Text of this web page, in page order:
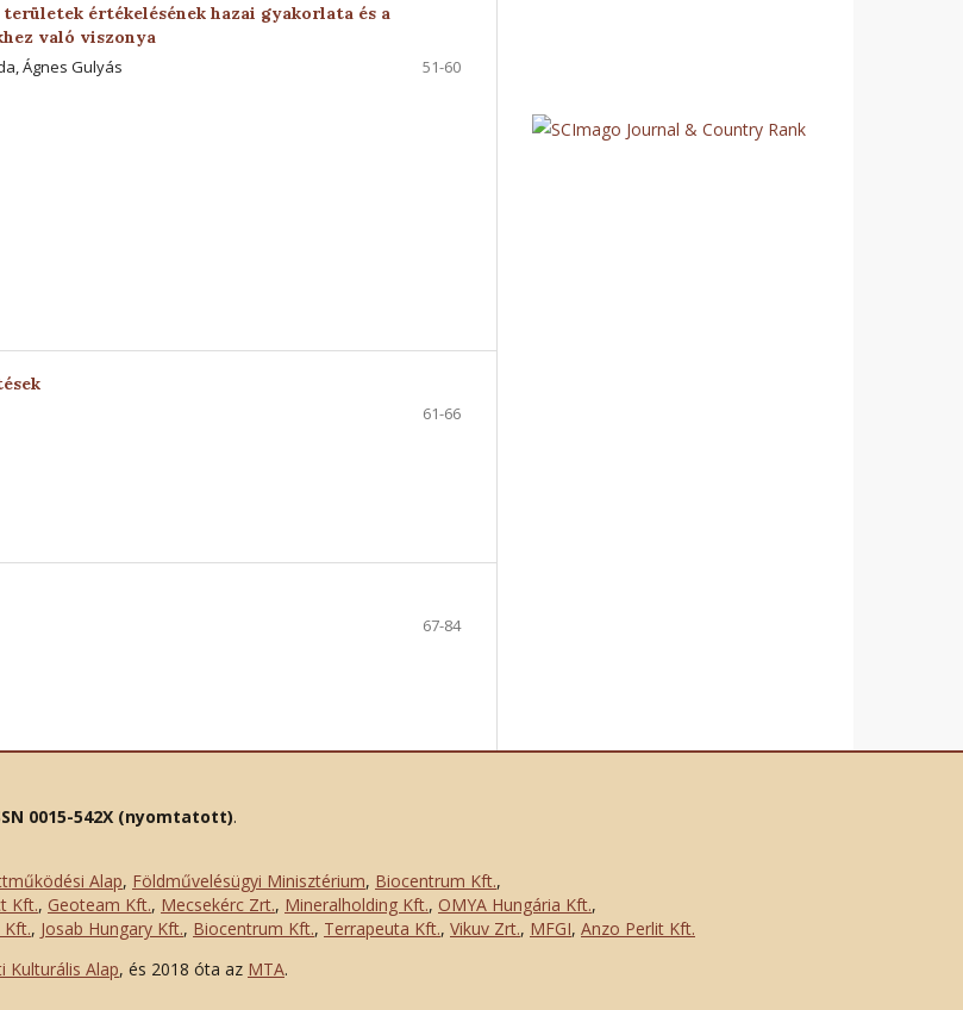
értékelésének hazai gyakorlata és a
való viszonya
Ágnes Gulyás
51-60
61-66
67-84
0015-542X (nyomtatott).
Alap, Földművelésügyi Minisztérium, Biocentrum Kft.,
Kft., Geoteam Kft., Mecsekérc Zrt., Mineralholding Kft., OMYA Hungária Kft.,
, Josab Hungary Kft., Biocentrum Kft., Terrapeuta Kft., Vikuv Zrt., MFGI, Anzo Perlit Kft.
Kulturális Alap, és 2018 óta az MTA.